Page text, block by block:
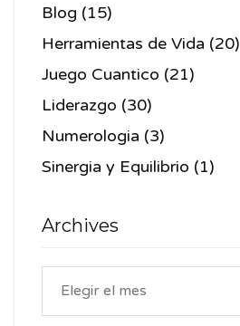
Blog (15)
Herramientas de Vida (20)
Juego Cuantico (21)
Liderazgo (30)
Numerologia (3)
Sinergia y Equilibrio (1)
Archives